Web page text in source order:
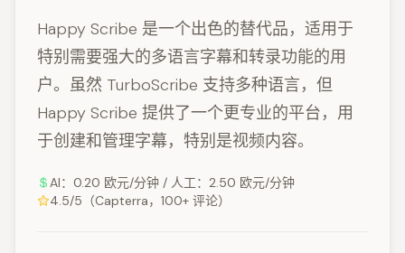
Happy Scribe 是一个出色的替代品，适用于
特别需要强大的多语言字幕和转录功能的用
户。虽然 TurboScribe 支持多种语言，但
Happy Scribe 提供了一个更专业的平台，用
于创建和管理字幕，特别是视频内容。
AI：0.20 欧元/分钟 / 人工：2.50 欧元/分钟
4.5/5（Capterra，100+ 评论）